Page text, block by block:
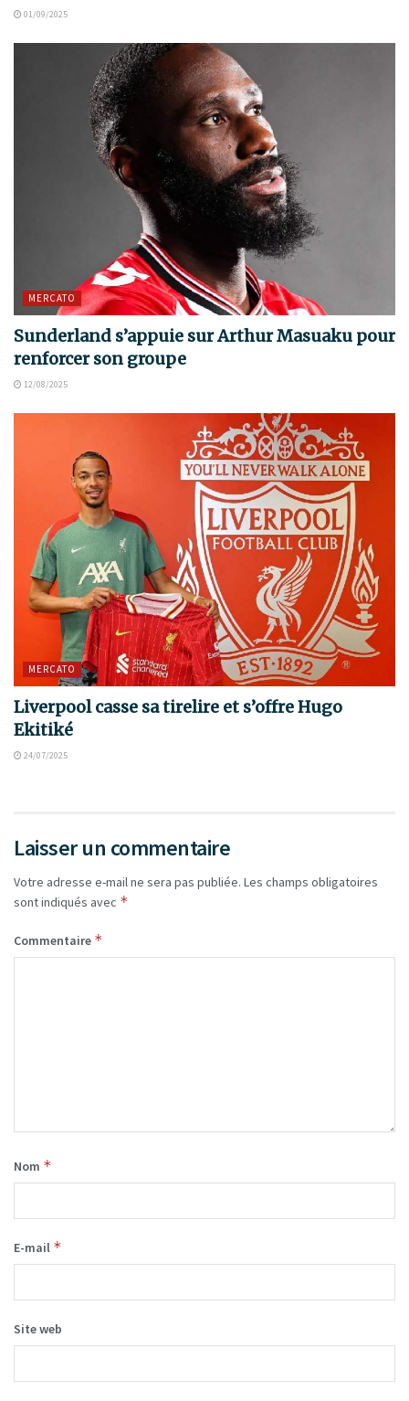
01/09/2025
MERCATO
Sunderland s’appuie sur Arthur Masuaku pour
renforcer son groupe
12/08/2025
MERCATO
Liverpool casse sa tirelire et s’offre Hugo
Ekitiké
24/07/2025
Laisser un commentaire
Votre adresse e-mail ne sera pas publiée. Les champs obligatoires
sont indiqués avec *
Commentaire *
Nom *
E-mail *
Site web